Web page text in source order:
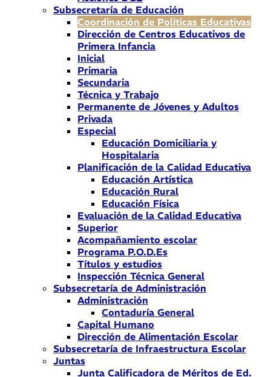
Subsecretaría de Educación
Coordinación de Políticas Educativas
Dirección de Centros Educativos de
Primera Infancia
Inicial
Primaria
Secundaria
Técnica y Trabajo
Permanente de Jóvenes y Adultos
Privada
Especial
Educación Domiciliaria y
Hospitalaria
Planificación de la Calidad Educativa
Educación Artística
Educación Rural
Educación Física
Evaluación de la Calidad Educativa
Superior
Acompañamiento escolar
Programa P.O.D.Es
Títulos y estudios
Inspección Técnica General
Subsecretaría de Administración
Administración
Contaduría General
Capital Humano
Dirección de Alimentación Escolar
Subsecretaría de Infraestructura Escolar
Juntas
Junta Calificadora de Méritos de Ed.